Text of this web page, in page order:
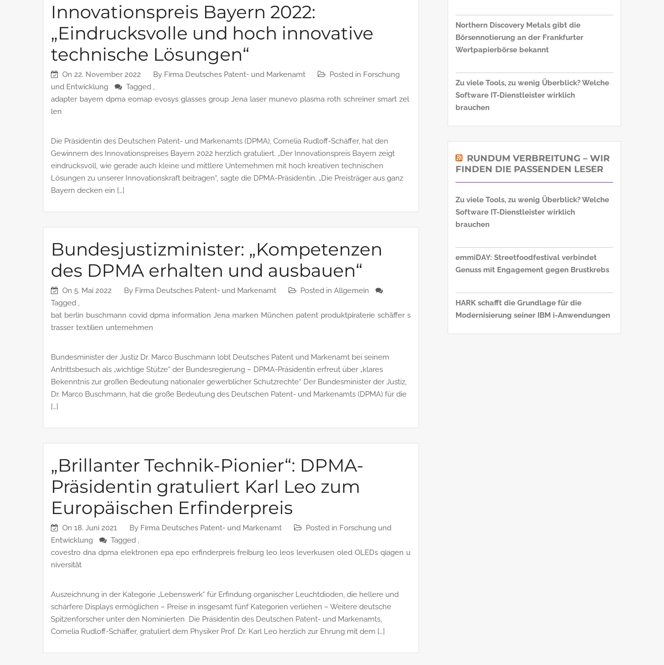
Innovationspreis Bayern 2022:
„Eindrucksvolle und hoch innovative
technische Lösungen“
On 22. November 2022 By Firma Deutsches Patent- und Markenamt Posted in Forschung
und Entwicklung
Tagged ,
adapter bayern dpma eomap evosys glasses group Jena laser munevo plasma roth schreiner smart zel
len
Die Präsidentin des Deutschen Patent- und Markenamts (DPMA), Cornelia Rudloff-Schäffer, hat den
Gewinnern des Innovationspreises Bayern 2022 herzlich gratuliert. „Der Innovationspreis Bayern zeigt
eindrucksvoll, wie gerade auch kleine und mittlere Unternehmen mit hoch kreativen technischen
Lösungen zu unserer Innovationskraft beitragen“, sagte die DPMA-Präsidentin. „Die Preisträger aus ganz
Bayern decken ein […]
Bundesjustizminister: „Kompetenzen
des DPMA erhalten und ausbauen“
On 5. Mai 2022 By Firma Deutsches Patent- und Markenamt Posted in Allgemein
Tagged ,
bat berlin buschmann covid dpma information Jena marken München patent produktpiraterie schäffer s
trasser textilien unternehmen
Bundesminister der Justiz Dr. Marco Buschmann lobt Deutsches Patent und Markenamt bei seinem
Antrittsbesuch als „wichtige Stütze“ der Bundesregierung – DPMA-Präsidentin erfreut über „klares
Bekenntnis zur großen Bedeutung nationaler gewerblicher Schutzrechte“ Der Bundesminister der Justiz,
Dr. Marco Buschmann, hat die große Bedeutung des Deutschen Patent- und Markenamts (DPMA) für die
[…]
„Brillanter Technik-Pionier“: DPMA-
Präsidentin gratuliert Karl Leo zum
Europäischen Erfinderpreis
On 18. Juni 2021 By Firma Deutsches Patent- und Markenamt Posted in Forschung und
Entwicklung
Tagged ,
covestro dna dpma elektronen epa epo erfinderpreis freiburg leo leos leverkusen oled OLEDs qiagen u
niversität
Auszeichnung in der Kategorie „Lebenswerk“ für Erfindung organischer Leuchtdioden, die hellere und
schärfere Displays ermöglichen – Preise in insgesamt fünf Kategorien verliehen – Weitere deutsche
Spitzenforscher unter den Nominierten Die Präsidentin des Deutschen Patent- und Markenamts,
Cornelia Rudloff-Schäffer, gratuliert dem Physiker Prof. Dr. Karl Leo herzlich zur Ehrung mit dem […]
Northern Discovery Metals gibt die
Börsennotierung an der Frankfurter
Wertpapierbörse bekannt
Zu viele Tools, zu wenig Überblick? Welche
Software IT-Dienstleister wirklich
brauchen
RUNDUM VERBREITUNG – WIR
FINDEN DIE PASSENDEN LESER
Zu viele Tools, zu wenig Überblick? Welche
Software IT-Dienstleister wirklich
brauchen
emmiDAY: Streetfoodfestival verbindet
Genuss mit Engagement gegen Brustkrebs
HARK schafft die Grundlage für die
Modernisierung seiner IBM i-Anwendungen